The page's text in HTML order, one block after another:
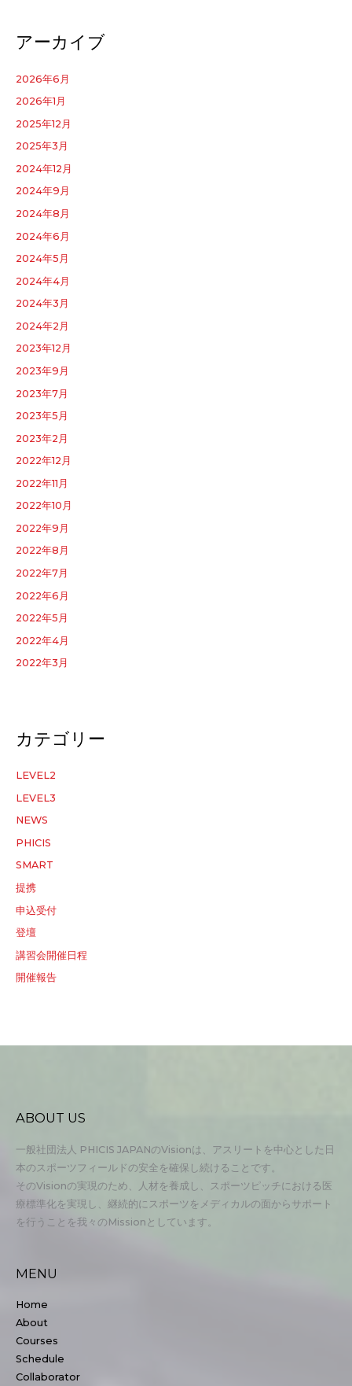
アーカイブ
2026年6月
2026年1月
2025年12月
2025年3月
2024年12月
2024年9月
2024年8月
2024年6月
2024年5月
2024年4月
2024年3月
2024年2月
2023年12月
2023年9月
2023年7月
2023年5月
2023年2月
2022年12月
2022年11月
2022年10月
2022年9月
2022年8月
2022年7月
2022年6月
2022年5月
2022年4月
2022年3月
カテゴリー
LEVEL2
LEVEL3
NEWS
PHICIS
SMART
提携
申込受付
登壇
講習会開催日程
開催報告
ABOUT US
一般社団法人 PHICIS JAPANのVisionは、アスリートを中心とした日
本のスポーツフィールドの安全を確保し続けることです。
そのVisionの実現のため、人材を養成し、スポーツピッチにおける医
療標準化を実現し、継続的にスポーツをメディカルの面からサポート
を行うことを我々のMissionとしています。
MENU
Home
About
Courses
Schedule
Collaborator